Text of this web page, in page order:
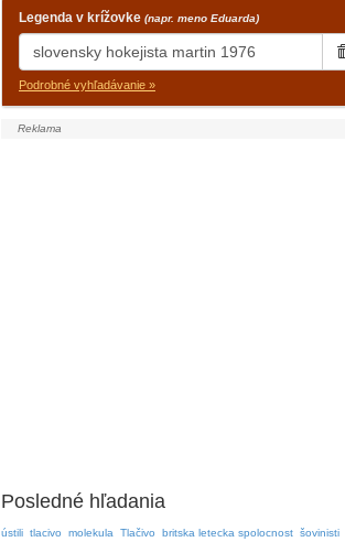
Legenda v krížovke (napr. meno Eduarda)
Podrobné vyhľadávanie »
Posledné hľadania
ústili tlacivo molekula Tlačivo britska letecka spolocnost šovinisti